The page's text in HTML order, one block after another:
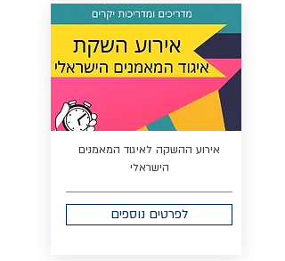
אירוע ההשקה לאיגוד המאמנים
הישראלי
לפרטים נוספים